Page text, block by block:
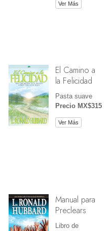
Ver Más
El Camino a
la Felicidad
Pasta suave
Precio MX$315
Ver Más
Manual para
Preclears
Libro de